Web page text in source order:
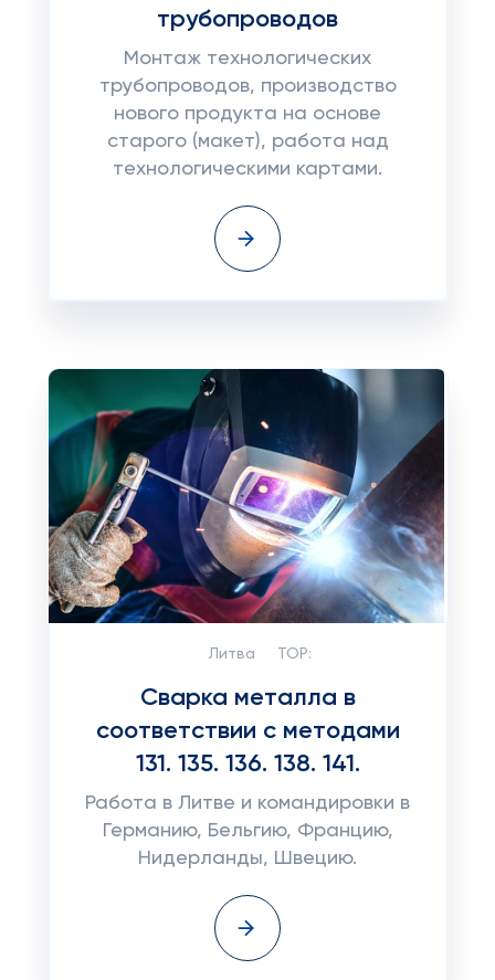
трубопроводов
Монтаж технологических
трубопроводов, производство
нового продукта на основе
старого (макет), работа над
технологическими картами.
Литва TOP:
Сварка металла в
соответствии с методами
131. 135. 136. 138. 141.
Работа в Литве и командировки в
Германию, Бельгию, Францию,
Нидерланды, Швецию.